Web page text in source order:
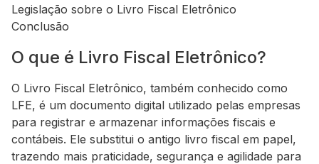
Legislação sobre o Livro Fiscal Eletrônico
Conclusão
O que é Livro Fiscal Eletrônico?
O Livro Fiscal Eletrônico, também conhecido como
LFE, é um documento digital utilizado pelas empresas
para registrar e armazenar informações fiscais e
contábeis. Ele substitui o antigo livro fiscal em papel,
trazendo mais praticidade, segurança e agilidade para